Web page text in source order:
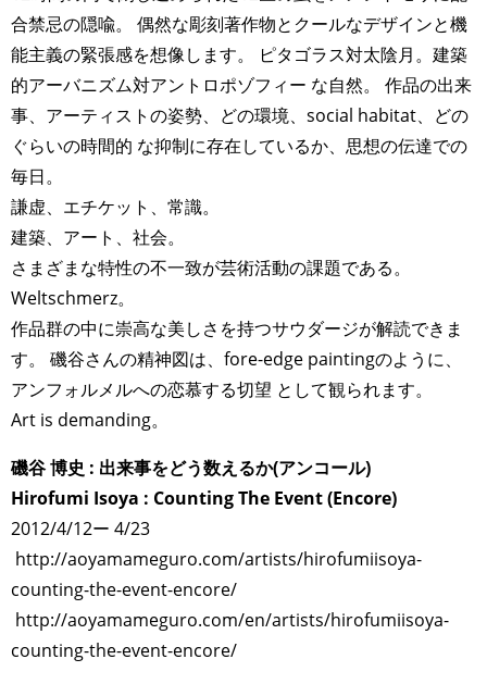
合禁忌の隠喩。 偶然な彫刻著作物とクールなデザインと機
能主義の緊張感を想像します。 ピタゴラス対太陰月。建築
的アーバニズム対アントロポゾフィー な自然。 作品の出来
事、アーティストの姿勢、どの環境、social habitat、どの
ぐらいの時間的 な抑制に存在しているか、思想の伝達での
毎日。
謙虚、エチケット、常識。
建築、アート、社会。
さまざまな特性の不一致が芸術活動の課題である。
Weltschmerz。
作品群の中に崇高な美しさを持つサウダージが解読できま
す。 磯谷さんの精神図は、fore-edge paintingのように、
アンフォルメルへの恋慕する切望 として観られます。
Art is demanding。
磯谷 博史 : 出来事をどう数えるか(アンコール)
Hirofumi Isoya : Counting The Event (Encore)
2012/4/12ー 4/23
http://aoyamameguro.com/artists/hirofumiisoya-
counting-the-event-encore/
http://aoyamameguro.com/en/artists/hirofumiisoya-
counting-the-event-encore/